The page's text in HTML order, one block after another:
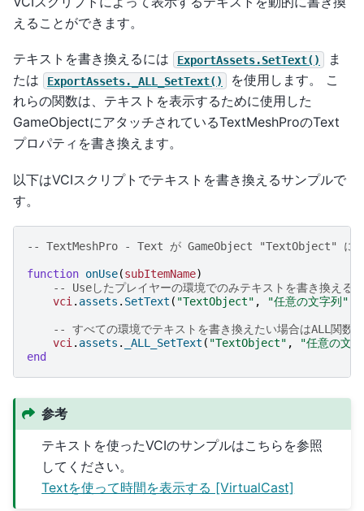
えることができます。
テキストを書き換えるには ExportAssets.SetText()
ま
たは
ExportAssets._ALL_SetText()
を使用します。 こ
れらの関数は、テキストを表示するために使用した
GameObjectにアタッチされているTextMeshProのText
プロパティを書き換えます。
以下はVCIスクリプトでテキストを書き換えるサンプルで
す。
-- TextMeshPro - Text が GameObject "TextObject" にア
function onUse(subItemName)
-- Useしたプレイヤーの環境でのみテキストを書き換える
vci . assets . SetText ( "TextObject" , "任意の文字列"
-- すべての環境でテキストを書き換えたい場合はALL関数
vci . assets . _ALL_SetText ( "TextObject" ,
"任意の文
end
参考
テキストを使ったVCIのサンプルはこちらを参照
してください。
Textを使って時間を表示する [VirtualCast]